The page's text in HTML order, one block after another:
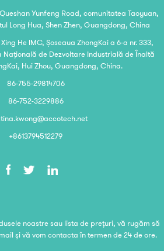
Yunfeng Road, comunitatea Taoyuan,
Long Hua, Shen Zhen, Guangdong, China
He IMC, Șoseaua ZhongKai a 6-a nr. 333,
de Dezvoltare Industrială de Înaltă
Hui Zhou, Guangdong, China.
86-755-29814706
86-752-3229886
+8613794512279
noastre sau lista de prețuri, vă rugăm să
și vă vom contacta în termen de 24 de ore.